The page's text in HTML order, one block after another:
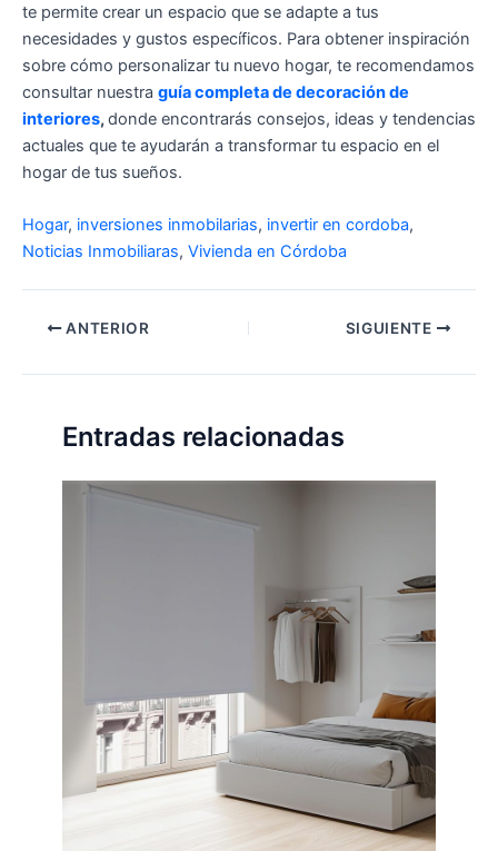
te permite crear un espacio que se adapte a tus
necesidades y gustos específicos. Para obtener inspiración
sobre cómo personalizar tu nuevo hogar, te recomendamos
consultar nuestra guía completa de decoración de
interiores,donde encontrarás consejos, ideas y tendencias
actuales que te ayudarán a transformar tu espacio en el
hogar de tus sueños.
Hogar, inversiones inmobilarias, invertir en cordoba,
Noticias Inmobiliaras, Vivienda en Córdoba
ANTERIOR SIGUIENTE
Entradas relacionadas